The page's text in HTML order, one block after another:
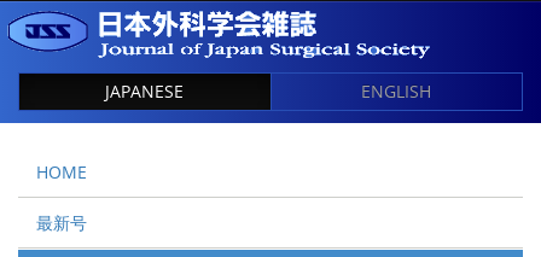
JAPANESE ENGLISH
HOME
最新号